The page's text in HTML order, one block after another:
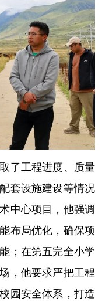
了工程进度、质量
套设施建设等情况
中心项目，他强调
布局优化，确保项
；在第五完全小学
，他要求严把工程
园安全体系，打造